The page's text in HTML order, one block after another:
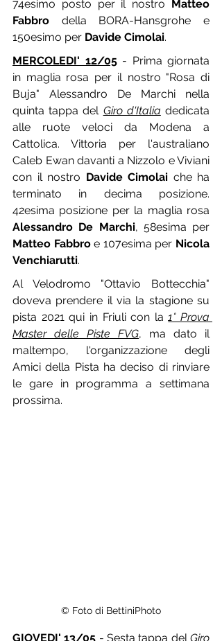
74esimo posto per il nostro
Matteo
Fabbro della BORA-Hansgrohe e
150esimo per Davide Cimolai.
MERCOLEDI' 12/05 - Prima giornata
in maglia rosa per il nostro "Rosa di
Buja" Alessandro De Marchi nella
quinta tappa del Giro d'Italia dedicata
alle ruote veloci da Modena a
Cattolica. Vittoria per l'australiano
Caleb Ewan davanti a Nizzolo e Viviani
con il nostro Davide Cimolai che ha
terminato in decima posizione.
Alessandro De Marchi
Matteo Fabbro e 107esima per Nicola
Venchiarutti.
Al Velodromo "Ottavio Bottecchia"
doveva prendere il via la stagione su
pista 2021 qui in Friuli con la 1° Prova
Master delle Piste FVG, ma dato il
maltempo, l'organizzazione degli
Amici della Pista ha deciso di rinviare
le gare in programma a settimana
prossima.
© Foto di BettiniPhoto
GIOVEDI' 13/05 - Sesta tappa del Giro